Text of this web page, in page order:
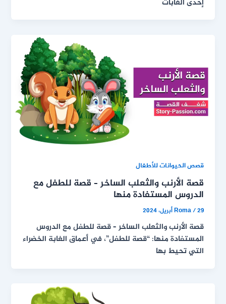
إحدى الغابات
قصص الحيوانات للأطفال
قصة الأرنب والثعلب الساخر – قصة للطفل مع
الدروس المستفادة منها
Roma/29 أبريل، 2024
قصة الأرنب والثعلب الساخر – قصة للطفل مع الدروس
المستفادة منها: “قصة للطفل”، في أعماق الغابة الخضراء
التي تحيط بها